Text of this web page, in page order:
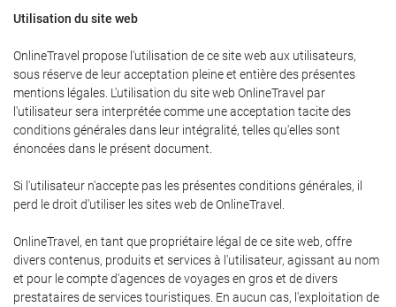
Utilisation du site web
OnlineTravel propose l'utilisation de ce site web aux utilisateurs,
sous réserve de leur acceptation pleine et entière des présentes
mentions légales. L'utilisation du site web OnlineTravel par
l'utilisateur sera interprétée comme une acceptation tacite des
conditions générales dans leur intégralité, telles qu'elles sont
énoncées dans le présent document.
Si l'utilisateur n'accepte pas les présentes conditions générales, il
perd le droit d'utiliser les sites web de OnlineTravel.
OnlineTravel, en tant que propriétaire légal de ce site web, offre
divers contenus, produits et services à l'utilisateur, agissant au nom
et pour le compte d'agences de voyages en gros et de divers
prestataires de services touristiques. En aucun cas, l'exploitation de